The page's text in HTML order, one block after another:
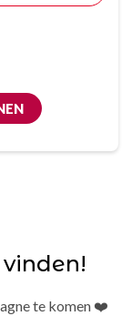
te komen ❤️